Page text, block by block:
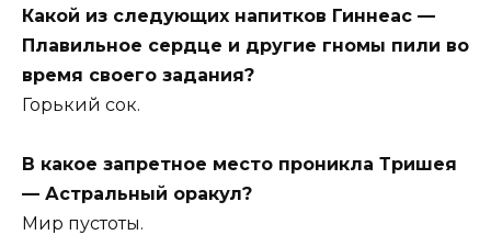
Какой из следующих напитков Гиннеас —
Плавильное сердце и другие гномы пили во
время своего задания?
Горький сок.
В какое запретное место проникла Тришея
— Астральный оракул?
Мир пустоты.